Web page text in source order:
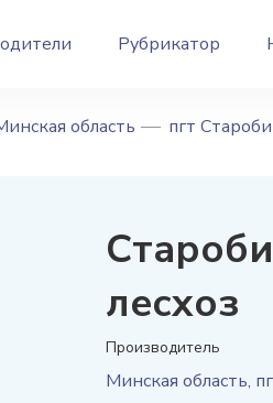
Рубрикатор
область пгт
лесхоз
Производитель
Минская область,